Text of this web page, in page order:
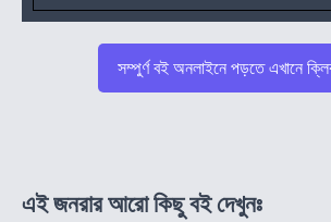
সম্পুর্ণ বই অনলাইনে পড়তে এখানে
এই জনরার আরো কিছু বই দেখুনঃ